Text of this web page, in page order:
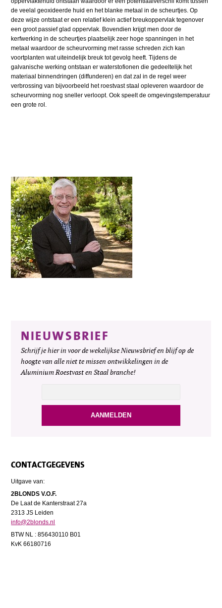
de veelal geoxideerde huid en het blanke metaal in de scheurtjes. Op
deze wijze ontstaat er een relatief klein actief breukoppervlak tegenover
een groot passief glad oppervlak. Bovendien krijgt men door de
kerfwerking in de scheurtjes plaatselijk zeer hoge spanningen in het
metaal waardoor de scheurvorming met rasse schreden zich kan
voortplanten wat uiteindelijk breuk tot gevolg heeft. Tijdens de
galvanische werking ontstaan er waterstofionen die gedeeltelijk het
materiaal binnendringen (diffunderen) en dat zal in de regel weer
verbrossing van bijvoorbeeld het roestvast staal opleveren waardoor de
scheurvorming nog sneller verloopt. Ook speelt de omgevingstemperatuur
een grote rol.
NIEUWSBRIEF
Schrijf je hier in voor de wekelijkse Nieuwsbrief en blijf op de
hoogte van alle niet te missen ontwikkelingen in de
Aluminium Roestvast en Staal branche!
CONTACTGEGEVENS
Uitgave van:
2BLONDS V.O.F.
De Laat de Kanterstraat 27a
2313 JS Leiden
info@2blonds.nl
BTW NL : 856430110 B01
KvK 66180716